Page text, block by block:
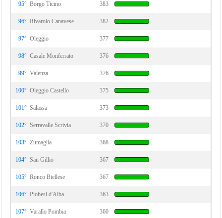
95° Borgo Ticino 383
96° Rivarolo Canavese 382
97° Oleggio 377
98° Casale Monferrato 376
99° Valenza 376
100° Oleggio Castello 375
101° Salassa 373
102° Serravalle Scrivia 370
103° Zumaglia 368
104° San Gillio 367
105° Ronco Biellese 367
106° Piobesi d'Alba 363
107° Varallo Pombia 360